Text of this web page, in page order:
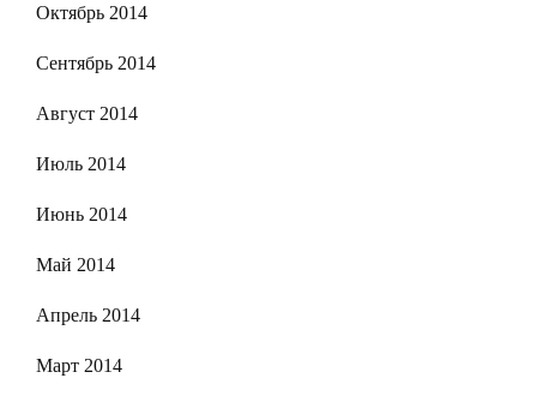
Октябрь 2014
Сентябрь 2014
Август 2014
Июль 2014
Июнь 2014
Май 2014
Апрель 2014
Март 2014